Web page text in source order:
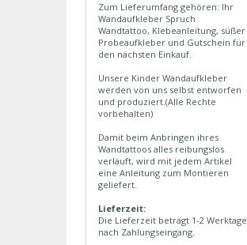
Zum Lieferumfang gehören: Ihr
Wandaufkleber Spruch
Wandtattoo, Klebeanleitung, süßer
Probeaufkleber und Gutschein für
den nächsten Einkauf.
Unsere Kinder Wandaufkleber
werden von uns selbst entworfen
und produziert.(Alle Rechte
vorbehalten)
Damit beim Anbringen ihres
Wandtattoos alles reibungslos
verläuft, wird mit jedem Artikel
eine Anleitung zum Montieren
geliefert.
Lieferzeit:
Die Lieferzeit beträgt 1-2 Werktage
nach Zahlungseingang.